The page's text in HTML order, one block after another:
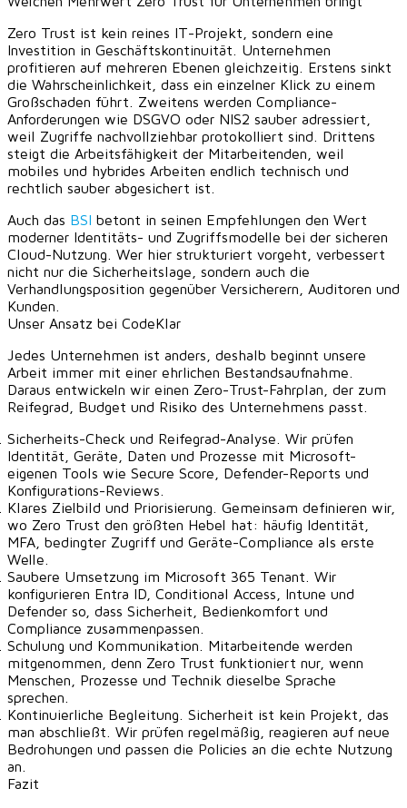
Zero Trust ist kein reines IT-Projekt, sondern eine
Investition in Geschäftskontinuität. Unternehmen
profitieren auf mehreren Ebenen gleichzeitig. Erstens sinkt
die Wahrscheinlichkeit, dass ein einzelner Klick zu einem
Großschaden führt. Zweitens werden Compliance-
Anforderungen wie DSGVO oder NIS2 sauber adressiert,
weil Zugriffe nachvollziehbar protokolliert sind. Drittens
steigt die Arbeitsfähigkeit der Mitarbeitenden, weil
mobiles und hybrides Arbeiten endlich technisch und
rechtlich sauber abgesichert ist.
Auch das BSI
betont in seinen Empfehlungen den Wert
moderner Identitäts- und Zugriffsmodelle bei der sicheren
Cloud-Nutzung. Wer hier strukturiert vorgeht, verbessert
nicht nur die Sicherheitslage, sondern auch die
Verhandlungsposition gegenüber Versicherern, Auditoren und
Kunden.
Unser Ansatz bei CodeKlar
Jedes Unternehmen ist anders, deshalb beginnt unsere
Arbeit immer mit einer ehrlichen Bestandsaufnahme.
Daraus entwickeln wir einen Zero-Trust-Fahrplan, der zum
Reifegrad, Budget und Risiko des Unternehmens passt.
Sicherheits-Check und Reifegrad-Analyse. Wir prüfen
Identität, Geräte, Daten und Prozesse mit Microsoft-
eigenen Tools wie Secure Score, Defender-Reports und
Konfigurations-Reviews.
Klares Zielbild und Priorisierung. Gemeinsam definieren wir,
wo Zero Trust den größten Hebel hat: häufig Identität,
MFA, bedingter Zugriff und Geräte-Compliance als erste
Welle.
Saubere Umsetzung im Microsoft 365 Tenant. Wir
konfigurieren Entra ID, Conditional Access, Intune und
Defender so, dass Sicherheit, Bedienkomfort und
Compliance zusammenpassen.
Schulung und Kommunikation.
Mitarbeitende werden
mitgenommen, denn Zero Trust funktioniert nur, wenn
Menschen, Prozesse und Technik dieselbe Sprache
sprechen.
Kontinuierliche Begleitung. Sicherheit ist kein Projekt, das
man abschließt. Wir prüfen regelmäßig, reagieren auf neue
Bedrohungen und passen die Policies an die echte Nutzung
an.
Fazit